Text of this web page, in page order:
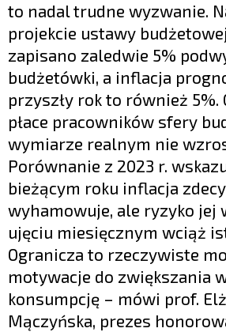
to nadal trudne wyzwanie.
projekcie ustawy
zapisano zaledwie 5%
budżetówki, a inflacja
przyszły rok to również 5%.
płace pracowników sfery
wymiarze realnym nie
Porównanie z 2023 r.
bieżącym roku inflacja
wyhamowuje, ale ryzyko jej
ujęciu miesięcznym wciąż
Ogranicza to rzeczywiste
motywacje do zwiększania
konsumpcję – mówi prof.
Mączyńska, prezes